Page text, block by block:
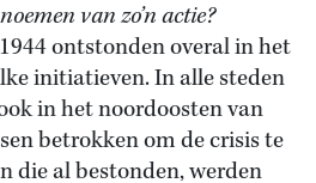
van zo’n actie?
ontstonden overal in het
initiatieven. In alle steden
in het noordoosten van
betrokken om de crisis te
die al bestonden, werden